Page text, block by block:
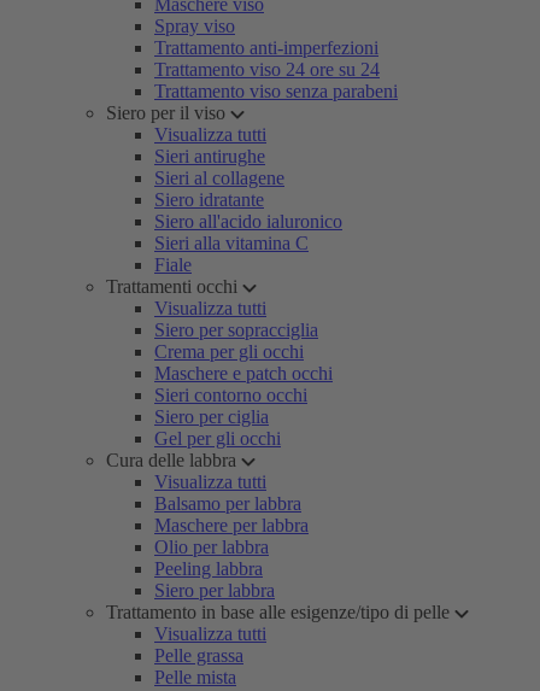
Maschere viso
Spray viso
Trattamento anti-imperfezioni
Trattamento viso 24 ore su 24
Trattamento viso senza parabeni
Siero per il viso
Visualizza tutti
Sieri antirughe
Sieri al collagene
Siero idratante
Siero all'acido ialuronico
Sieri alla vitamina C
Fiale
Trattamenti occhi
Visualizza tutti
Siero per sopracciglia
Crema per gli occhi
Maschere e patch occhi
Sieri contorno occhi
Siero per ciglia
Gel per gli occhi
Cura delle labbra
Visualizza tutti
Balsamo per labbra
Maschere per labbra
Olio per labbra
Peeling labbra
Siero per labbra
Trattamento in base alle esigenze/tipo di pelle
Visualizza tutti
Pelle grassa
Pelle mista